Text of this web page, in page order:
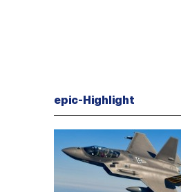
epic-Highlight